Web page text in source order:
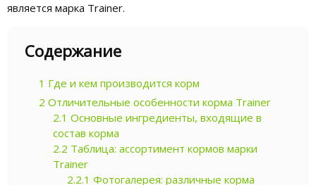
является марка Trainer.
Содержание
1 Где и кем производится корм
2 Отличительные особенности корма Trainer
2.1 Основные ингредиенты, входящие в
состав корма
2.2 Таблица: ассортимент кормов марки
Trainer
2.2.1 Фотогалерея: различные корма